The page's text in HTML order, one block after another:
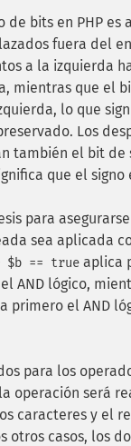
de bits en PHP es
fuera del
a la izquierda
mientras que el
lo que
Los
también el bit de
que el signo
para
sea aplicada
$b == true aplica
AND lógico,
primero el AND
para los
operación será
caracteres y el
otros casos, los